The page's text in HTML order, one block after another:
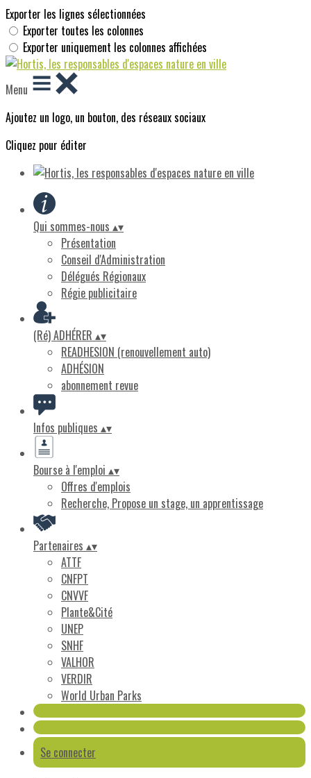
Exporter les lignes sélectionnées
Exporter toutes les colonnes
Exporter uniquement les colonnes affichées
Menu
Ajoutez un logo, un bouton, des réseaux sociaux
Cliquez pour éditer
Qui sommes-nous ▴▾
Présentation
Conseil d'Administration
Délégués Régionaux
Régie publicitaire
(Ré) ADHÉRER ▴▾
READHESION (renouvellement auto)
ADHÉSION
abonnement revue
Infos publiques ▴▾
Bourse à l'emploi ▴▾
Offres d'emplois
Recherche, Propose un stage, un apprentissage
Partenaires ▴▾
ATTF
CNFPT
CNVVF
Plante&Cité
UNEP
SNHF
VALHOR
VERDIR
World Urban Parks
Se connecter